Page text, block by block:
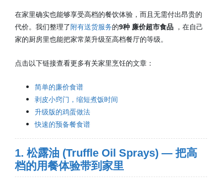
在家里确实也能够享受高档的餐饮体验，而且无需付出昂贵的
代价。我们整理了附有送货服务的9种 廉价超市食品 ，在自己
家的厨房里也能把家常菜升级至高档餐厅的等级。
点击以下链接查看更多有关家里烹饪的文章：
简单的廉价食谱
剥皮小窍门，缩短煮饭时间
升级版的鸡蛋做法
快速的预备餐食谱
1. 松露油 (Truffle Oil Sprays) — 把高
档的用餐体验带到家里